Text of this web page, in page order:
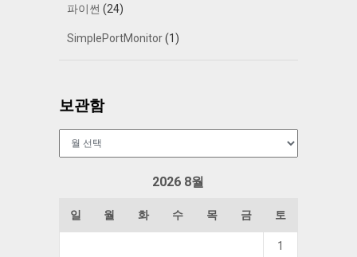
파이썬 (24)
SimplePortMonitor(1)
보관함
2026 8월
일 월 화 수 목 금 토
1